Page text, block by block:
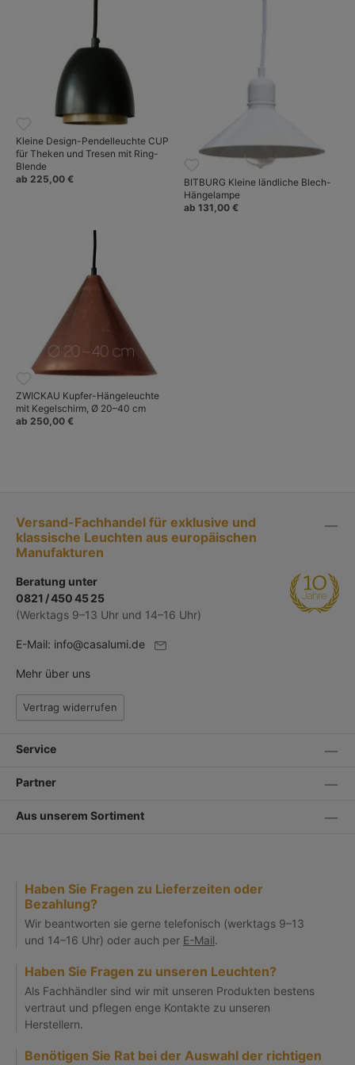
Kleine Design-Pendelleuchte CUP
für Theken und Tresen mit Ring-
Blende
ab 225,00 €
BITBURG Kleine ländliche Blech-
Hängelampe
ab 131,00 €
ZWICKAU Kupfer-Hängeleuchte
mit Kegelschirm, Ø 20–40 cm
ab 250,00 €
Versand-Fachhandel für exklusive und
klassische Leuchten aus europäischen
Manufakturen
Beratung unter
0821 / 450 45 25
(Werktags 9–13 Uhr und 14–16 Uhr)
E-Mail: info@casalumi.de
Mehr über uns
Vertrag widerrufen
Service
Partner
Aus unserem Sortiment
Haben Sie Fragen zu Lieferzeiten oder
Bezahlung?
Wir beantworten sie gerne telefonisch (werktags 9–13
und 14–16 Uhr) oder auch per E-Mail.
Haben Sie Fragen zu unseren Leuchten?
Als Fachhändler sind wir mit unseren Produkten bestens
vertraut und pflegen enge Kontakte zu unseren
Herstellern.
Benötigen Sie Rat bei der Auswahl der richtigen